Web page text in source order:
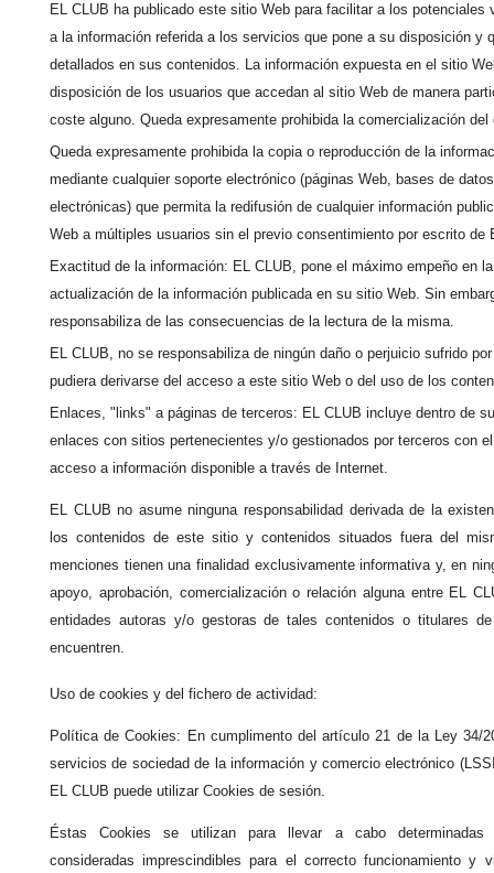
EL CLUB ha publicado este sitio Web para facilitar a los potenciales
a la información referida a los servicios que pone a su disposición y
detallados en sus contenidos. La información expuesta en el sitio
disposición de los usuarios que accedan al sitio Web de manera
coste alguno. Queda expresamente prohibida la comercialización
Queda expresamente prohibida la copia o reproducción de la
mediante cualquier soporte electrónico (páginas Web, bases de
electrónicas) que permita la redifusión de cualquier información
Web a múltiples usuarios sin el previo consentimiento por escrito de
Exactitud de la información: EL CLUB, pone el máximo empeño en
actualización de la información publicada en su sitio Web. Sin
responsabiliza de las consecuencias de la lectura de la misma.
EL CLUB, no se responsabiliza de ningún daño o perjuicio sufrido
pudiera derivarse del acceso a este sitio Web o del uso de los
Enlaces, "links" a páginas de terceros: EL CLUB incluye dentro de
enlaces con sitios pertenecientes y/o gestionados por terceros con
acceso a información disponible a través de Internet.
EL CLUB no asume ninguna responsabilidad derivada de la
los contenidos de este sitio y contenidos situados fuera del
menciones tienen una finalidad exclusivamente informativa y, en
apoyo, aprobación, comercialización o relación alguna entre EL
entidades autoras y/o gestoras de tales contenidos o titulares
encuentren.
Uso de cookies y del fichero de actividad:
Política de Cookies: En cumplimento del artículo 21 de la Ley 34/
servicios de sociedad de la información y comercio electrónico
EL CLUB puede utilizar Cookies de sesión.
Éstas Cookies se utilizan para llevar a cabo determinadas
consideradas imprescindibles para el correcto funcionamiento y